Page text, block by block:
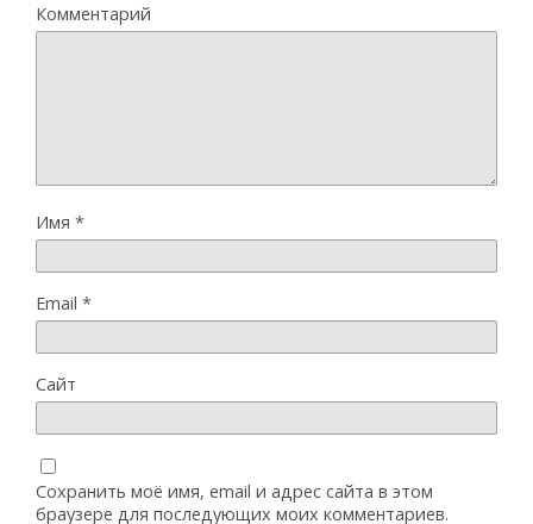
Комментарий
Имя *
Email *
Сайт
Сохранить моё имя, email и адрес сайта в этом
браузере для последующих моих комментариев.